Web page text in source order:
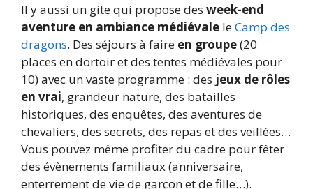
Il y aussi un gite qui propose des week-end
aventure en ambiance médiévale leCamp des
dragons. Des séjours à faire en groupe(20
places en dortoir et des tentes médiévales pour
10) avec un vaste programme : des jeux de rôles
en vrai, grandeur nature, des batailles
historiques, des enquêtes, des aventures de
chevaliers, des secrets, des repas et des veillées…
Vous pouvez même profiter du cadre pour fêter
des évènements familiaux (anniversaire,
enterrement de vie de garçon et de fille…).